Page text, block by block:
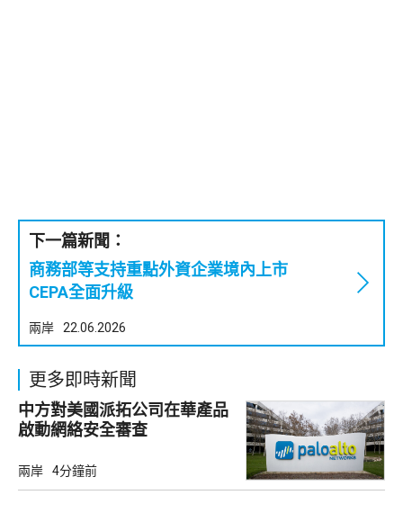
下一篇新聞：
商務部等支持重點外資企業境內上市
CEPA全面升級
兩岸 22.06.2026
更多即時新聞
中方對美國派拓公司在華產品
啟動網絡安全審查
兩岸 4分鐘前